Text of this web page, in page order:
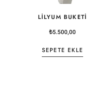
LILYUM BUKETI
₺5.500,00
SEPETE EKLE